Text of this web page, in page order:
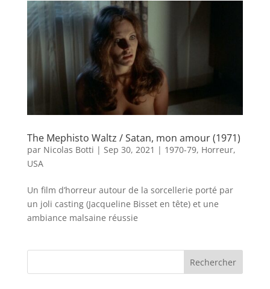
The Mephisto Waltz / Satan, mon amour (1971)
par Nicolas Botti | Sep 30, 2021 | 1970-79, Horreur,
USA
Un film d’horreur autour de la sorcellerie porté par
un joli casting (Jacqueline Bisset en tête) et une
ambiance malsaine réussie